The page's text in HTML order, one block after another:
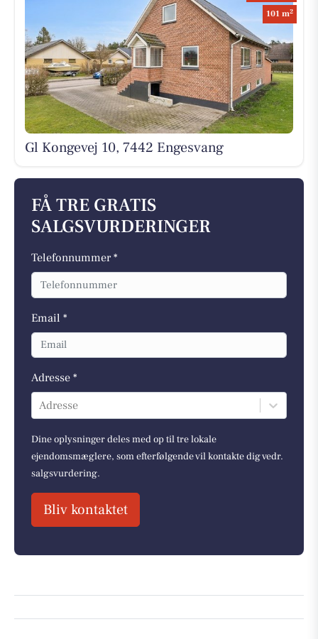
101 m2
Gl Kongevej 10, 7442 Engesvang
FÅ TRE GRATIS
SALGSVURDERINGER
Telefonnummer *
Email *
Adresse *
Adresse
Dine oplysninger deles med op til tre lokale
ejendomsmæglere, som efterfølgende vil kontakte dig vedr.
salgsvurdering.
Bliv kontaktet